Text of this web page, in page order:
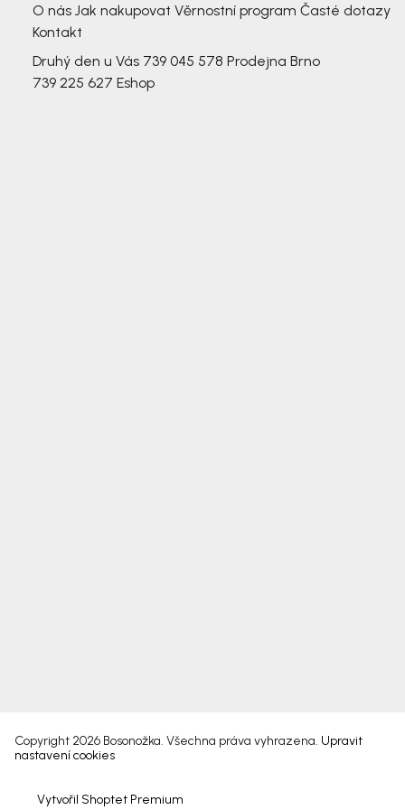
O nás Jak nakupovat Věrnostní program Časté dotazy
Kontakt
Druhý den u Vás 739 045 578 Prodejna Brno
739 225 627 Eshop
Vytvořil Shoptet Premium
Copyright 2026 Bosonožka. Všechna práva vyhrazena. Upravit
nastavení cookies